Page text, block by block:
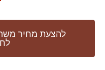
להצעת מחיר